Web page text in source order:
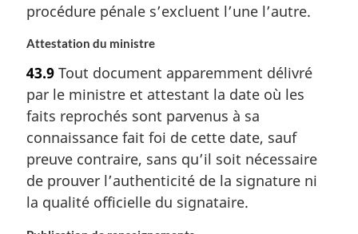
procédure pénale s’excluent l’une l’autre.
Attestation du ministre
43.9 Tout document apparemment délivré
par le ministre et attestant la date où les
faits reprochés sont parvenus à sa
connaissance fait foi de cette date, sauf
preuve contraire, sans qu’il soit nécessaire
de prouver l’authenticité de la signature ni
la qualité officielle du signataire.